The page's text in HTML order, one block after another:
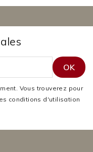
Vous trouverez pour
conditions d'utilisation